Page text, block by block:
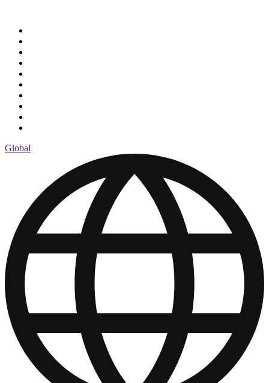
Global